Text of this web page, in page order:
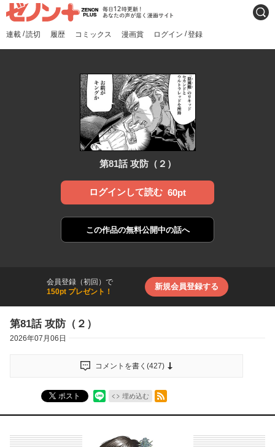
ゼノンプラス
毎日12時更新！あなたの声
が届く漫画サイト
連載 /読切 履歴 コミックス 漫画賞 ログイン /登録
検索
第81話 攻防（２）
ログインして読む 60pt
この作品の無料公開中の話へ
会員登録（初回）で
150pt プレゼント！
新規会員登録する
第81話 攻防（２）
2026年07月06日
コメントを書く(427)
ポスト 埋め込む
RSSフィード